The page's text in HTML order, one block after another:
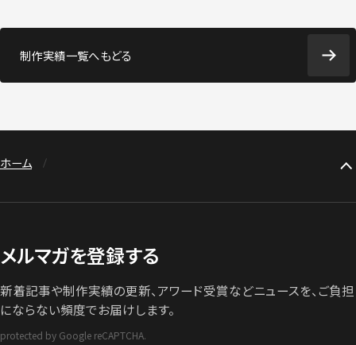
制作実績一覧へもどる
ホーム
メルマガを登録する
新着記事や制作実績の更新、アワード受賞などニュースを、ご負担
にならない頻度でお届けします。
protected by Google reCAPTCHA.